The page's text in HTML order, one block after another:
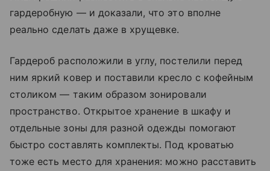
гардеробную — и доказали, что это вполне
реально сделать даже в хрущевке.
Гардероб расположили в углу, постелили перед
ним яркий ковер и поставили кресло с кофейным
столиком — таким образом зонировали
пространство. Открытое хранение в шкафу и
отдельные зоны для разной одежды помогают
быстро составлять комплекты. Под кроватью
тоже есть место для хранения: можно расставить